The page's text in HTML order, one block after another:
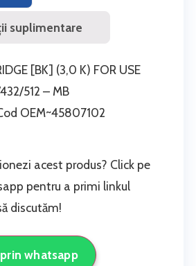
suplimentare
[BK] (3,0 K) FOR USE
512 – MB
OEM~45807102
acest produs? Click pe
pentru a primi linkul
discutăm!
whatsapp